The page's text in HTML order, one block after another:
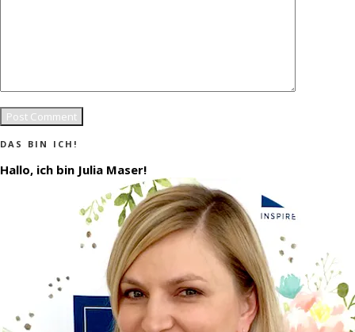
DAS BIN ICH!
Hallo, ich bin Julia Maser!